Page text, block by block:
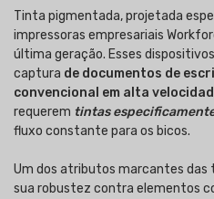
Tinta pigmentada, projetada
impressoras empresariais
última geração. Esses
captura de documentos de
convencional em alta
requerem tintas
fluxo constante para os bicos.
Um dos atributos marcantes das
sua robustez contra elementos